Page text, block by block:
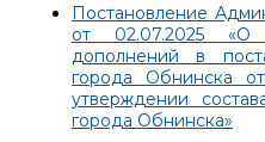
Постановление
от 02.07.2025 «О
дополнений в
города Обнинска
утверждении
города Обнинска»